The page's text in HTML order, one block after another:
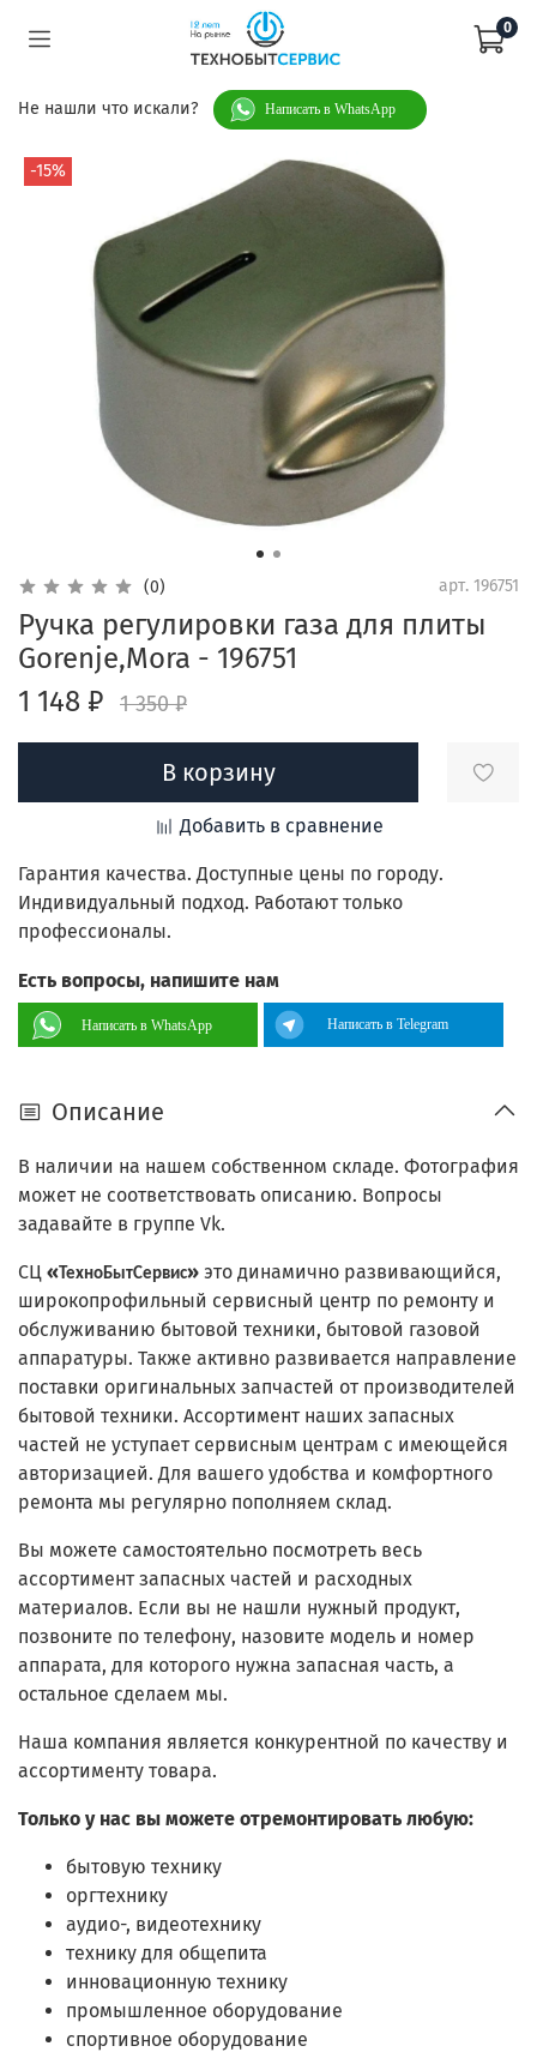
0
Не нашли что искали? Написать в WhatsApp
-15%
(0) арт. 196751
Ручка регулировки газа для плиты
Gorenje,Mora - 196751
1 148 ₽
1 350 ₽
В корзину
Добавить в сравнение
Гарантия качества. Доступные цены по городу.
Индивидуальный подход. Работают только
профессионалы.
Есть вопросы, напишите нам
Написать в WhatsApp Написать в Telegram
Описание
В наличии на нашем собственном складе. Фотография
может не соответствовать описанию. Вопросы
задавайте в группе Vk.
СЦ « ТехноБытСервис» это динамично развивающийся,
широкопрофильный сервисный центр по ремонту и
обслуживанию бытовой техники, бытовой газовой
аппаратуры. Также активно развивается направление
поставки оригинальных запчастей от производителей
бытовой техники. Ассортимент наших запасных
частей не уступает сервисным центрам с имеющейся
авторизацией. Для вашего удобства и комфортного
ремонта мы регулярно пополняем склад.
Вы можете самостоятельно посмотреть весь
ассортимент запасных частей и расходных
материалов. Если вы не нашли нужный продукт,
позвоните по телефону, назовите модель и номер
аппарата, для которого нужна запасная часть, а
остальное сделаем мы.
Наша компания является конкурентной по качеству и
ассортименту товара.
Только у нас вы можете отремонтировать любую:
бытовую технику
оргтехнику
аудио-, видеотехнику
технику для общепита
инновационную технику
промышленное оборудование
спортивное оборудование